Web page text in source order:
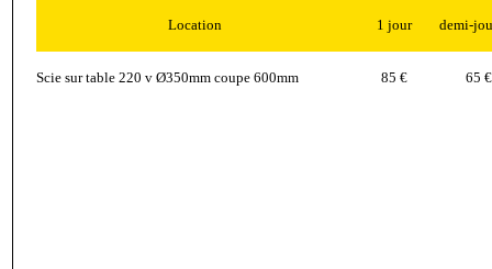
Location 1 jour demi-
Scie sur table 220 v Ø350mm coupe 600mm 85 € 65 €